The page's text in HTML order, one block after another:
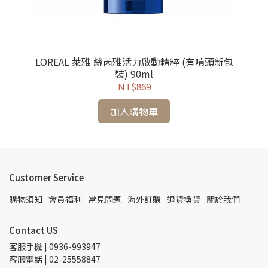
LOREAL 萊雅 絲芮雅活力啟動精粹 (有噴頭新包
裝) 90ml
NT$869
加入購物車
Customer Service
購物須知 會員福利 常見問題 海外訂購 退貨換貨 關於我們
Contact US
客服手機 | 0936-993947
客服電話 | 02-25558847